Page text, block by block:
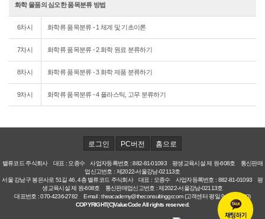
화학 물품의 심오한 품목분류 방법
6차시 화학류 품목분류 - 1 체계 및 기초이론
7차시 화학류 품목분류 - 2 화학 원료 분류하기
8차시 화학류 품목분류 - 3 화학 제품 분류하기
9차시 화학류 품목분류 - 4 플라스틱, 고무 분류하기
로그인 PC버전 홈으로
밸류코드 주식회사 대표 : 오종수 사업자등록번호 : 882-81-01093 평생교육시설 제 원-608호 통신판매
업신고번호 : 제2022-서울강남-02113호
서울 강남구 봉은사로 51길 46, 4층 밸류코드 주식회사 대표 : 오종수 사업자등록번호 : 882-81-01093 평
생교육시설 제 원-608호 통신판매업신고번호 : 제2022-서울강남-02113호
대표번호 : 070-4236-2782 E-mail : theacademy@theconsultinggr.com (고객센터 평일 9:00~18:00)
COPYRIGHT(C)ValueCode All rights reserved.